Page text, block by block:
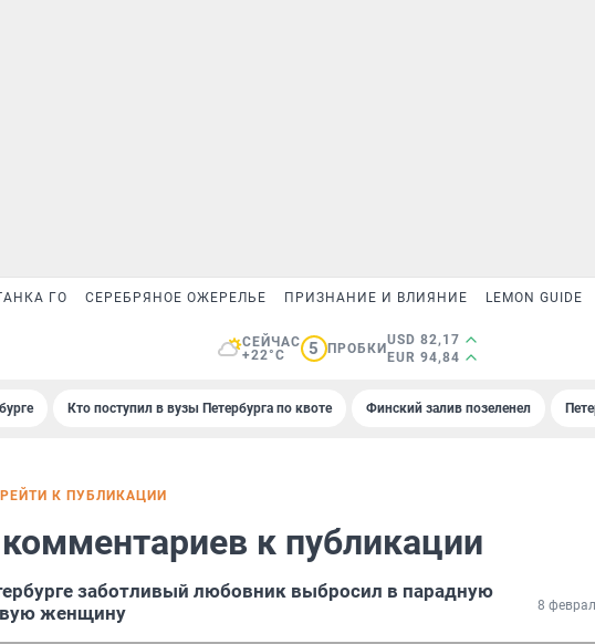
ГО СЕРЕБРЯНОЕ ОЖЕРЕЛЬЕ ПРИЗНАНИЕ И ВЛИЯНИЕ LEMON GUIDE
СЕЙЧАС
+22°C
5 ПРОБКИ
USD 82,17
EUR 94,84
Кто поступил в вузы Петербурга по квоте Финский залив позеленел
К ПУБЛИКАЦИИ
к публикации
заботливый любовник выбросил в парадную
женщину
8